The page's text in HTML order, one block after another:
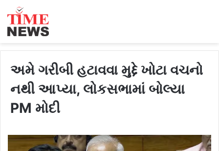
અમે ગરીબી હટાવવા મુદ્દે ખોટા વચનો
નથી આપ્યા, લોકસભામાં બોલ્યા
PM મોદી